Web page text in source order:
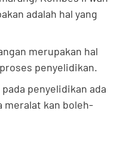
adalah hal yang
merupakan hal
penyelidikan.
penyelidikan ada
kan boleh-